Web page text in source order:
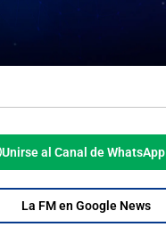
Unirse al Canal de WhatsApp
La FM en Google News